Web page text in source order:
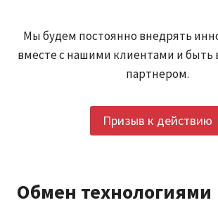
Мы будем постоянно внедрять
вместе с нашими клиентами и
партнером.
Призыв к действию
Обмен технологиями